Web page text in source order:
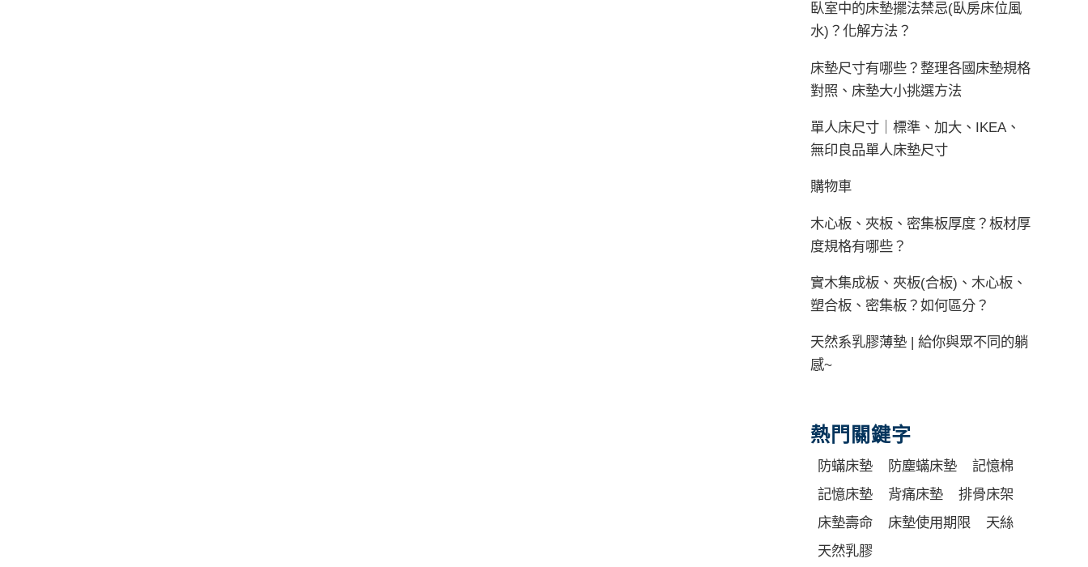
臥室中的床墊擺法禁忌(臥房床位風
水)？化解方法？
床墊尺寸有哪些？整理各國床墊規格
對照、床墊大小挑選方法
單人床尺寸｜標準、加大、IKEA、
無印良品單人床墊尺寸
購物車
木心板、夾板、密集板厚度？板材厚
度規格有哪些？
實木集成板、夾板(合板)、木心板、
塑合板、密集板？如何區分？
天然系乳膠薄墊 | 給你與眾不同的躺
感~
熱門關鍵字
防蟎床墊 防塵蟎床墊
記憶棉
記憶床墊
背痛床墊
排骨床架
床墊壽命
床墊使用期限
天絲
天然乳膠